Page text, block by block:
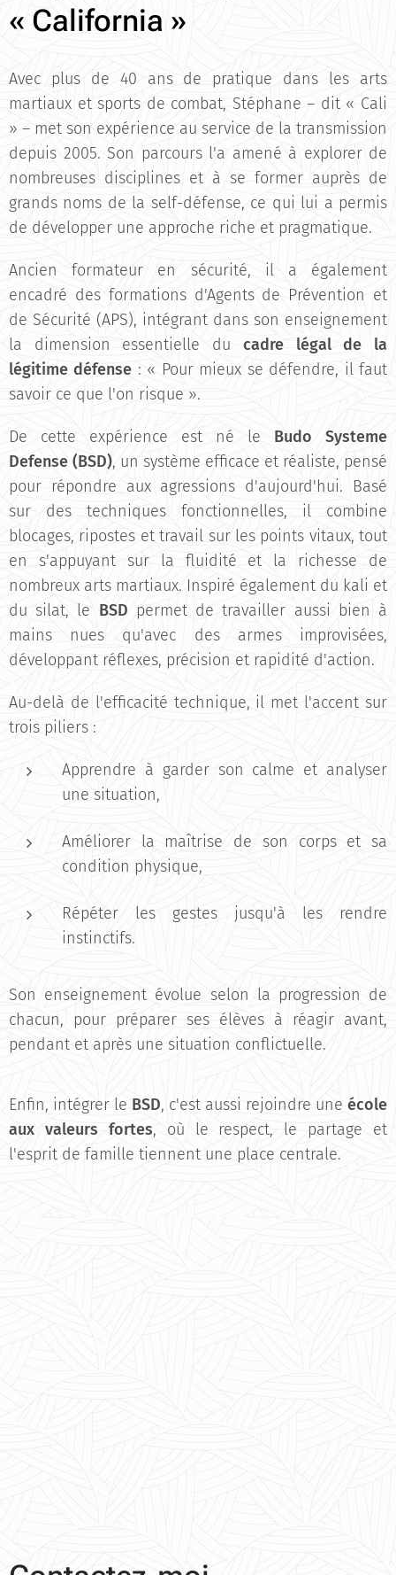
« California »
Avec plus de 40 ans de pratique dans les arts
martiaux et sports de combat, Stéphane – dit « Cali
» – met son expérience au service de la transmission
depuis 2005. Son parcours l'a amené à explorer de
nombreuses disciplines et à se former auprès de
grands noms de la self-défense, ce qui lui a permis
de développer une approche riche et pragmatique.
Ancien formateur en sécurité, il a également
encadré des formations d'Agents de Prévention et
de Sécurité (APS), intégrant dans son enseignement
la dimension essentielle du cadre légal de la
légitime défense : « Pour mieux se défendre, il faut
savoir ce que l'on risque ».
De cette expérience est né le Budo Systeme
Defense (BSD), un système efficace et réaliste, pensé
pour répondre aux agressions d'aujourd'hui. Basé
sur des techniques fonctionnelles, il combine
blocages, ripostes et travail sur les points vitaux, tout
en s'appuyant sur la fluidité et la richesse de
nombreux arts martiaux. Inspiré également du kali et
du silat, le BSD permet de travailler aussi bien à
mains nues qu'avec des armes improvisées,
développant réflexes, précision et rapidité d'action.
Au-delà de l'efficacité technique, il met l'accent sur
trois piliers :
Apprendre à garder son calme et analyser
une situation,
Améliorer la maîtrise de son corps et sa
condition physique,
Répéter les gestes jusqu'à les rendre
instinctifs.
Son enseignement évolue selon la progression de
chacun, pour préparer ses élèves à réagir avant,
pendant et après une situation conflictuelle.
Enfin, intégrer le BSD, c'est aussi rejoindre une école
aux valeurs fortes, où le respect, le partage et
l'esprit de famille tiennent une place centrale.